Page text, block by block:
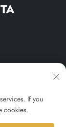
If you
cookies.